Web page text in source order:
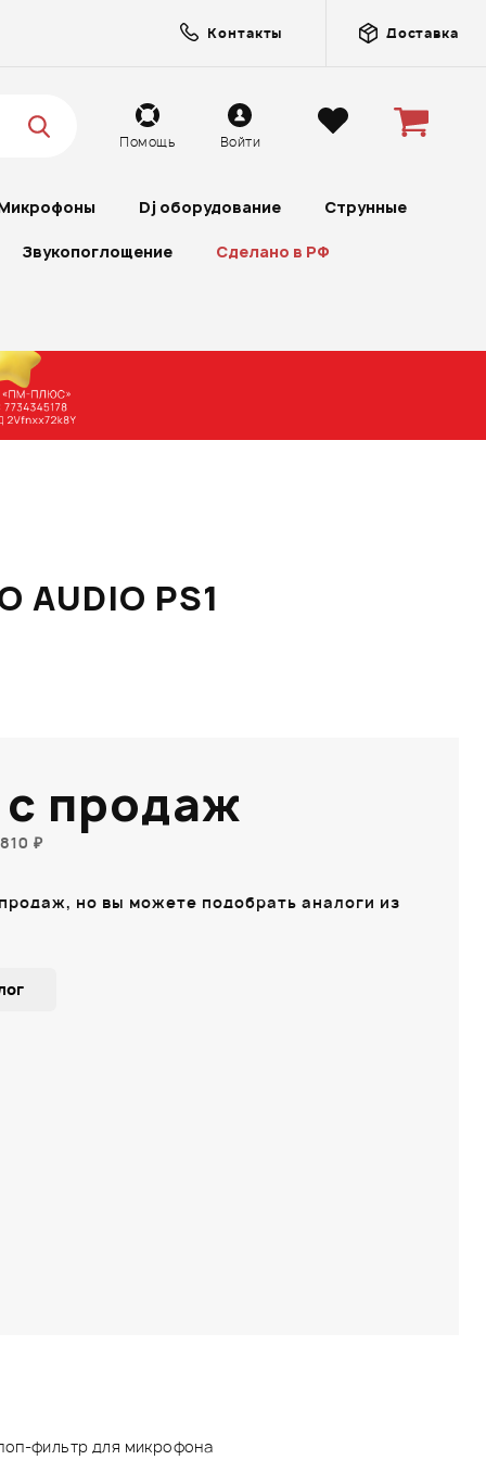
Контакты Доставка
Помощь Войти
Dj оборудование Струнные
Звукопоглощение Сделано в РФ
PS1
фильтр для микрофона
продаж
₽
но вы можете подобрать аналоги из